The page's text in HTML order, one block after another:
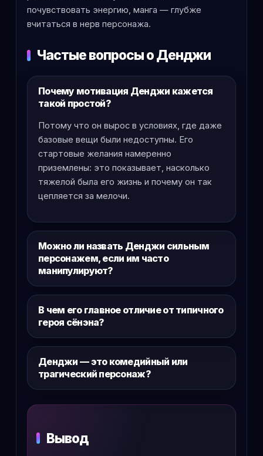
почувствовать энергию, манга — глубже
вчитаться в нерв персонажа.
Частые вопросы о Денджи
Почему мотивация Денджи кажется
такой простой?
Потому что он вырос в условиях, где даже
базовые вещи были недоступны. Его
стартовые желания намеренно
приземлены: это показывает, насколько
тяжелой была его жизнь и почему он так
цепляется за мелочи.
Можно ли назвать Денджи сильным
персонажем, если им часто
манипулируют?
В чем его главное отличие от типичного
героя сёнэна?
Денджи — это комедийный или
трагический персонаж?
Вывод